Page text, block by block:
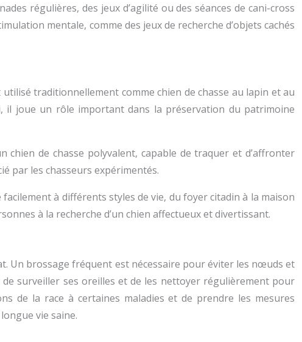
régulières, des jeux d’agilité ou des séances de cani-cross
mentale, comme des jeux de recherche d’objets cachés
traditionnellement comme chien de chasse au lapin et au
il joue un rôle important dans la préservation du patrimoine
chien de chasse polyvalent, capable de traquer et d’affronter
par les chasseurs expérimentés.
à différents styles de vie, du foyer citadin à la maison
à la recherche d’un chien affectueux et divertissant.
Un brossage fréquent est nécessaire pour éviter les nœuds et
surveiller ses oreilles et de les nettoyer régulièrement pour
de la race à certaines maladies et de prendre les mesures
vie saine.